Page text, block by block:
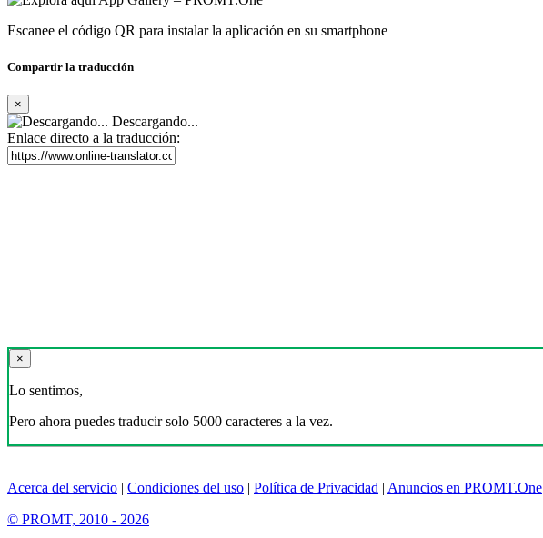
Escanee el código QR para instalar la aplicación en su smartphone
Compartir la traducción
×
Descargando...
Enlace directo a la traducción:
×
Lo sentimos,
Pero ahora puedes traducir solo 5000 caracteres a la vez.
Acerca del servicio | Condiciones del uso | Política de Privacidad | Anuncios en PROMT.One
© PROMT, 2010 - 2026